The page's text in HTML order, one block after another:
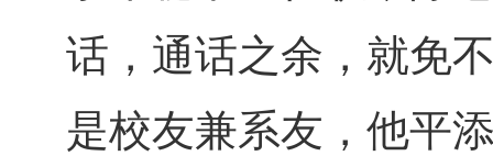
话，通话之余，就免
是校友兼系友，他平